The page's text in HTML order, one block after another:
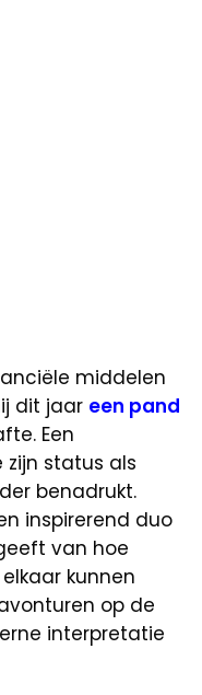
middelen
dit jaar een pand
Een
zijn status als
benadrukt.
inspirerend duo
van hoe
kunnen
op de
interpretatie